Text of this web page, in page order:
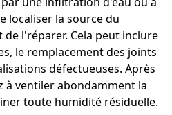
localiser la source du
de l'réparer. Cela peut inclure
le remplacement des joints
défectueuses. Après
à ventiler abondamment la
toute humidité résiduelle.